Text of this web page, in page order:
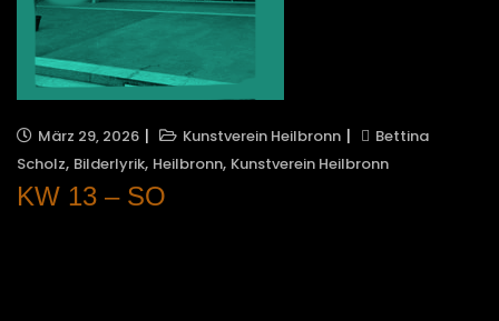
März 29, 2026 Kunstverein Heilbronn
Bettina
Scholz, Bilderlyrik, Heilbronn, Kunstverein Heilbronn
KW 13 – SO